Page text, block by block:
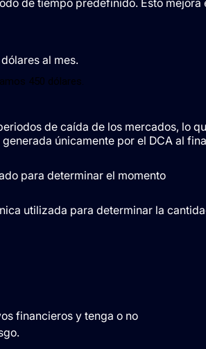
al mes.
450 dólares.
de caída de los mercados, lo
únicamente por el DCA al
para determinar el momento
utilizada para determinar la
financieros y tenga o no